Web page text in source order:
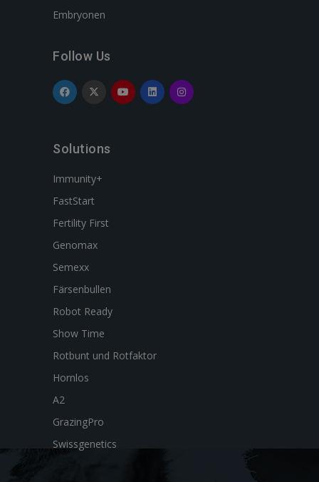
Embryonen
Follow Us
Solutions
Immunity+
FastStart
Fertility First
Genomax
Semexx
Färsenbullen
Robot Ready
Show Time
Rotbunt und Rotfaktor
Hornlos
A2
GrazingPro
Swissgenetics